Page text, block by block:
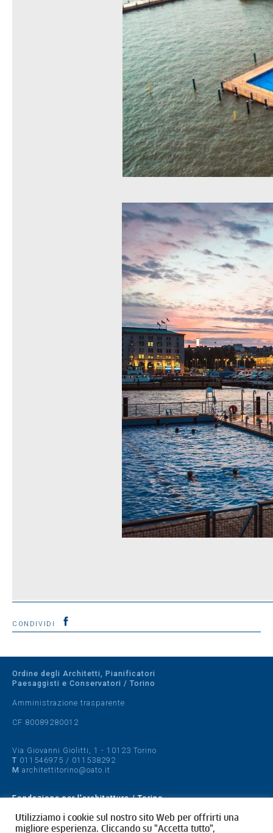
CONDIVIDI
Ordine degli Architetti, Pianificatori
Paesaggisti e Conservatori / Torino
Amministrazione trasparente
CF 80089280012
Via Giovanni Giolitti, 1 - 10123 Torino
T 011546975 / 011538292
M architettitorino@oato.it
Fondazione per l'architettura / Torino
Designed by quattrolinee.it
Utilizziamo i cookie sul nostro sito Web per offrirti una
migliore esperienza. Cliccando su "Accetta tutto",